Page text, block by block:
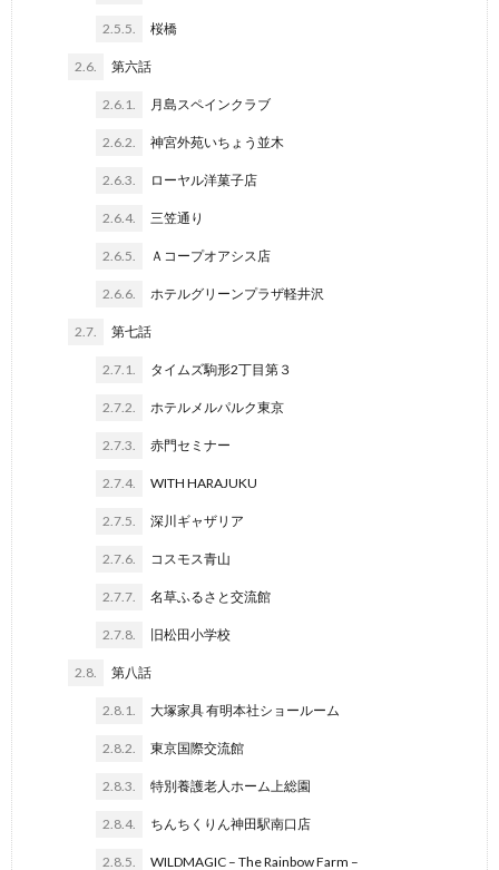
2.5.5. 桜橋
2.6. 第六話
2.6.1. 月島スペインクラブ
2.6.2. 神宮外苑いちょう並木
2.6.3. ローヤル洋菓子店
2.6.4. 三笠通り
2.6.5. Ａコープオアシス店
2.6.6. ホテルグリーンプラザ軽井沢
2.7. 第七話
2.7.1. タイムズ駒形2丁目第３
2.7.2. ホテルメルパルク東京
2.7.3. 赤門セミナー
2.7.4. WITH HARAJUKU
2.7.5. 深川ギャザリア
2.7.6. コスモス青山
2.7.7. 名草ふるさと交流館
2.7.8. 旧松田小学校
2.8. 第八話
2.8.1. 大塚家具 有明本社ショールーム
2.8.2. 東京国際交流館
2.8.3. 特別養護老人ホーム上総園
2.8.4. ちんちくりん神田駅南口店
2.8.5. WILDMAGIC – The Rainbow Farm –